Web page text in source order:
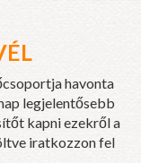
havonta
legjelentősebb
kapni ezekről a
iratkozzon fel